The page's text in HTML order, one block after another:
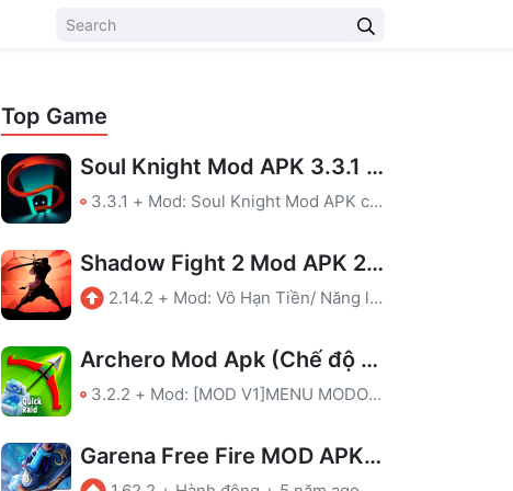
Top Game
Soul Knight Mod APK 3.3.1 (Tiền, Menu, Bất Tử, Mana, Hồi Chiêu)
3.3.1 + Mod: Soul Knight Mod APK có các chức năng thú vị sau: Tiền, Menu, Bất Tử, Mana, Hồi Chiêu. Tha hồ khám phá và giải trí vô tận.
Shadow Fight 2 Mod APK 2.14.2 (Vô Hạn Tiền)
2.14.2 + Mod: Vô Hạn Tiền/ Năng lượng
Archero Mod Apk (Chế độ thần, Sát thương cao)
3.2.2 + Mod: [MOD V1]MENU MODOne hit killGod modeShoot through the wall[MOD V2]MENU MODOne hit killGod mode
Garena Free Fire MOD APK – Mod tự ngắm